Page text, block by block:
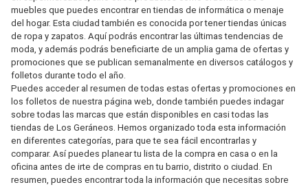
muebles que puedes encontrar en tiendas de informática o menaje
del hogar. Esta ciudad también es conocida por tener tiendas únicas
de ropa y zapatos. Aquí podrás encontrar las últimas tendencias de
moda, y además podrás beneficiarte de un amplia gama de ofertas y
promociones que se publican semanalmente en diversos catálogos y
folletos durante todo el año.
Puedes acceder al resumen de todas estas ofertas y promociones en
los folletos de nuestra página web, donde también puedes indagar
sobre todas las marcas que están disponibles en casi todas las
tiendas de Los Geráneos. Hemos organizado toda esta información
en diferentes categorías, para que te sea fácil encontrarlas y
comparar. Así puedes planear tu lista de la compra en casa o en la
oficina antes de irte de compras en tu barrio, distrito o ciudad. En
resumen, puedes encontrar toda la información que necesitas sobre